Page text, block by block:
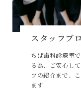
スタッフブ
ちば歯科診療室
る為、ご安心し
フの紹介まで、
ます